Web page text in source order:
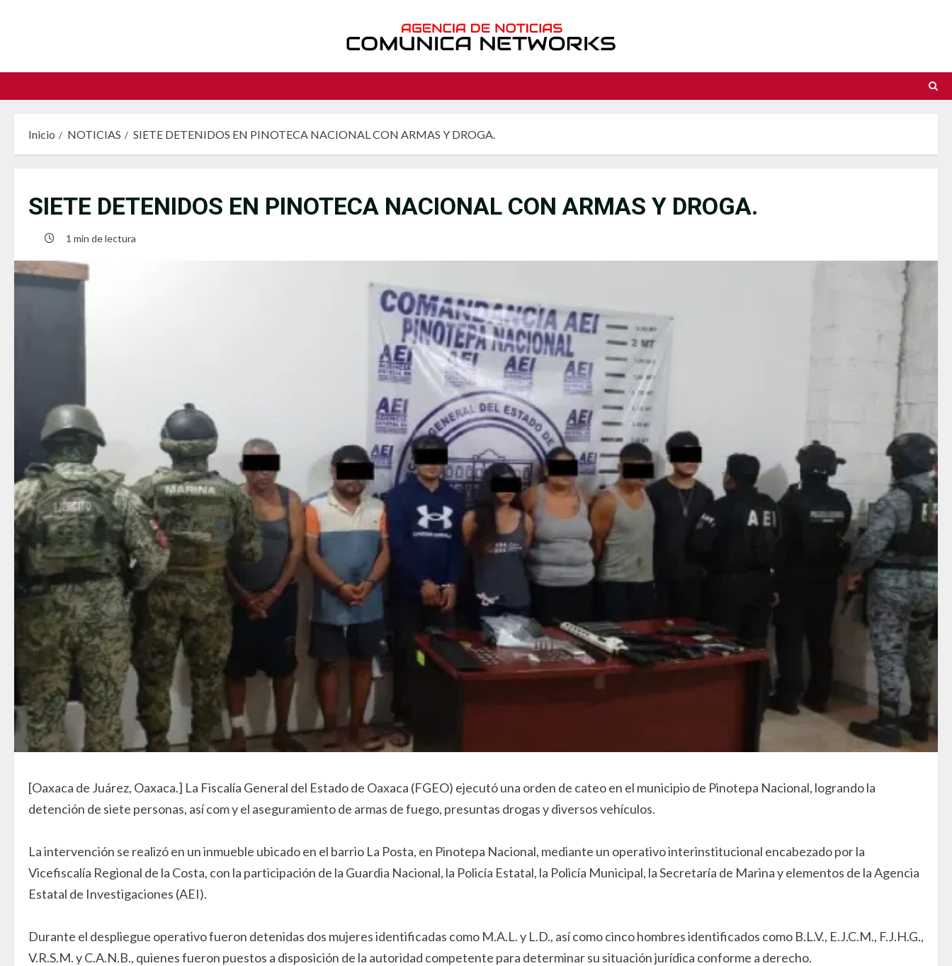
Inicio NOTICIAS SIETE DETENIDOS EN PINOTECA NACIONAL CON ARMAS Y DROGA.
SIETE DETENIDOS EN PINOTECA NACIONAL CON ARMAS Y DROGA.
1 min de lectura
[Oaxaca de Juárez, Oaxaca.] La Fiscalía General del Estado de Oaxaca (FGEO) ejecutó una orden de cateo en el municipio de Pinotepa Nacional, logrando la
detención de siete personas, así com y el aseguramiento de armas de fuego, presuntas drogas y diversos vehículos.
La intervención se realizó en un inmueble ubicado en el barrio La Posta, en Pinotepa Nacional, mediante un operativo interinstitucional encabezado por la
Vicefiscalía Regional de la Costa, con la participación de la Guardia Nacional, la Policía Estatal, la Policía Municipal, la Secretaría de Marina y elementos de la Agencia
Estatal de Investigaciones (AEI).
Durante el despliegue operativo fueron detenidas dos mujeres identificadas como M.A.L. y L.D., así como cinco hombres identificados como B.L.V., E.J.C.M., F.J.H.G.,
V.R.S.M. y C.A.N.B., quienes fueron puestos a disposición de la autoridad competente para determinar su situación jurídica conforme a derecho.